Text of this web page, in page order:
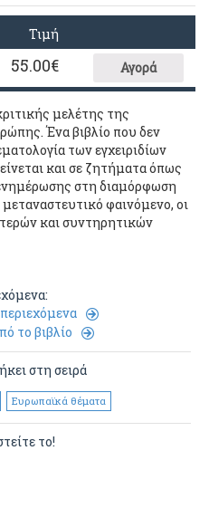
Τιμή
55.00€ Αγορά
μελέτης της
Ένα βιβλίο που δεν
των εγχειριδίων
και σε ζητήματα όπως
στη διαμόρφωση
φαινόμενο, οι
και συντηρητικών
το βιβλίο
στη σειρά
Ευρωπαϊκά θέματα
το!